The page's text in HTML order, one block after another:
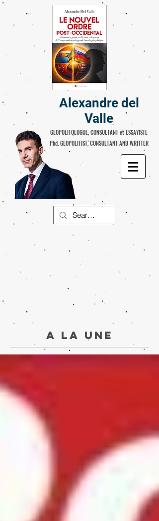
Alexandre del
Valle
GEOPOLITOLOGUE, CONSULTANT et ESSAYISTE
Phd. GEOPOLITIST, CONSULTANT AND WRITTER
A la une